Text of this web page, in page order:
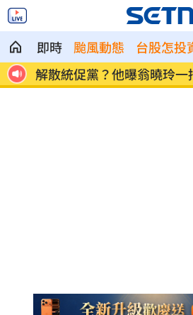
即時 颱風動態 台股怎投
解散統促黨？他曝翁曉玲一
場